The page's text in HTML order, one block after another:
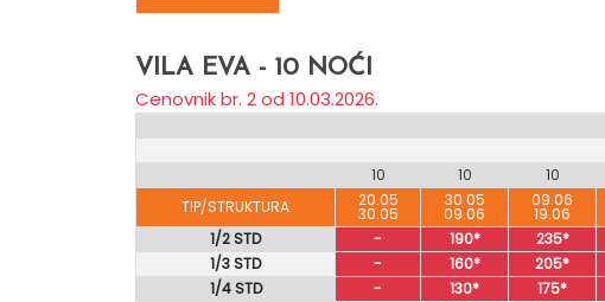
VILA EVA - 10 NOĆI
Cenovnik br. 2 od 10.03.2026.
10
10 10
TIP/STRUKTURA
20.05
30.05
30.05
09.06
09.06
19.06
1/2 STD
- 190* 235*
1/3 STD
- 160* 205*
1/4 STD
- 130* 175*